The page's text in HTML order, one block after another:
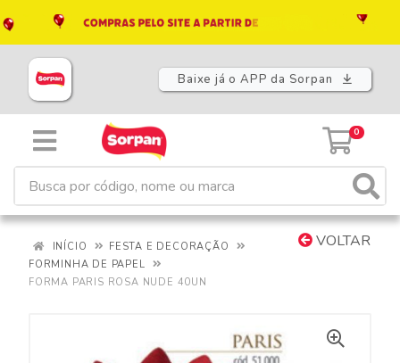
Baixe já o APP da Sorpan
0
VOLTAR
INÍCIO
FESTA E DECORAÇÃO
FORMINHA DE PAPEL
FORMA PARIS ROSA NUDE 40UN